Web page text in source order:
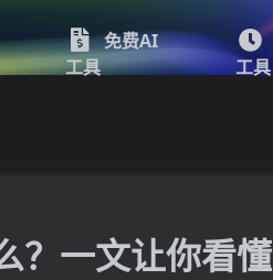
免费AI
工具
工具
？一文让你看懂